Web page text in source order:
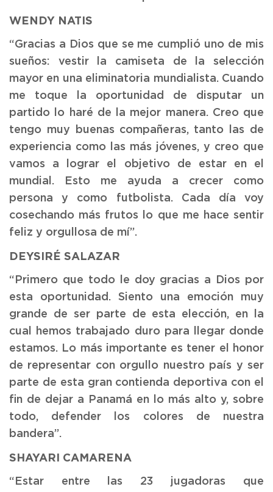
WENDY NATIS
“Gracias a Dios que se me cumplió uno de mis
sueños: vestir la camiseta de la selección
mayor en una eliminatoria mundialista. Cuando
me toque la oportunidad de disputar un
partido lo haré de la mejor manera. Creo que
tengo muy buenas compañeras, tanto las de
experiencia como las más jóvenes, y creo que
vamos a lograr el objetivo de estar en el
mundial. Esto me ayuda a crecer como
persona y como futbolista. Cada día voy
cosechando más frutos lo que me hace sentir
feliz y orgullosa de mí”.
DEYSIRÉ SALAZAR
“Primero que todo le doy gracias a Dios por
esta oportunidad. Siento una emoción muy
grande de ser parte de esta elección, en la
cual hemos trabajado duro para llegar donde
estamos. Lo más importante es tener el honor
de representar con orgullo nuestro país y ser
parte de esta gran contienda deportiva con el
fin de dejar a Panamá en lo más alto y, sobre
todo, defender los colores de nuestra
bandera”.
SHAYARI CAMARENA
“Estar entre las 23 jugadoras que